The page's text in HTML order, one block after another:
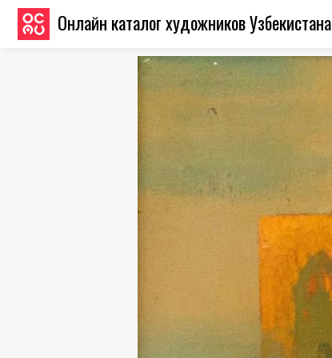
Онлайн каталог художников Узбекистана